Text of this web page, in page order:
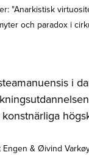
"Anarkistisk
och paradox i
i
& Øivind